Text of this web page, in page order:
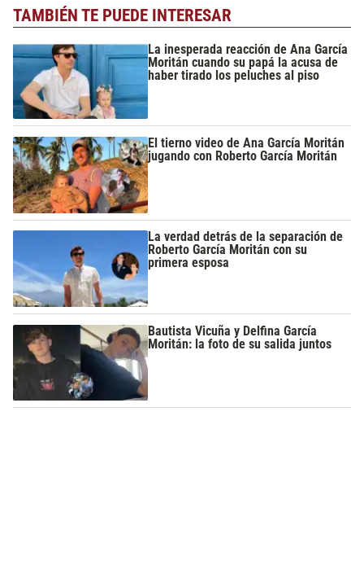
TAMBIÉN TE PUEDE INTERESAR
La inesperada reacción de Ana García
Moritán cuando su papá la acusa de
haber tirado los peluches al piso
El tierno video de Ana García Moritán
jugando con Roberto García Moritán
La verdad detrás de la separación de
Roberto García Moritán con su
primera esposa
Bautista Vicuña y Delfina García
Moritán: la foto de su salida juntos